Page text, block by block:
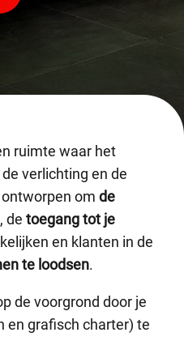
ruimte waar het
verlichting en de
om de
de toegang tot je
en klanten in de
te loodsen.
de voorgrond door je
en grafisch charter) te